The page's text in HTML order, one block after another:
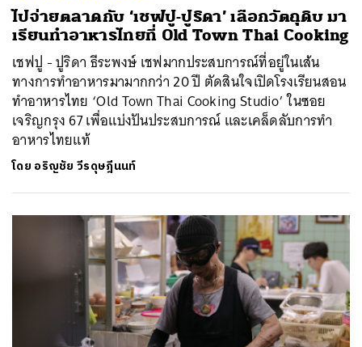
ไปจ่ายตลาดกับ ‘เชฟปู-ปูริดา’ เลือกวัตถุดิบ มา
เรียนทำอาหารไทยที่ Old Town Thai Cooking
เชฟปู - ปูริดา ธีระพงษ์ เชฟมากประสบการณ์ที่อยู่ในเส้น
ทางการทำอาหารมามากกว่า 20 ปี ตัดสินใจเปิดโรงเรียนสอน
ทำอาหารไทย ‘Old Town Thai Cooking Studio’ ในซอย
เจริญกรุง 67 เพื่อแบ่งปันประสบการณ์ และเคล็ดลับการทำ
อาหารไทยแท้
โดย อริญชัย วีรดุษฎีนนท์